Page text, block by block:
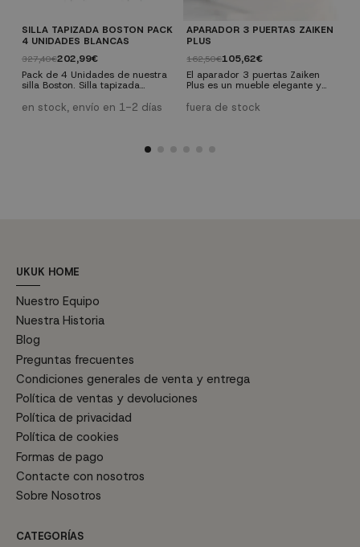
SILLA TAPIZADA BOSTON PACK
4 UNIDADES BLANCAS
327,40€202,99€
Pack de 4 Unidades de nuestra
silla Boston. Silla tapizada
hecha en PU, que es un
poliuretano de alta resistencia
en stock, envío en 1-2 días
APARADOR 3 PUERTAS ZAIKEN
PLUS
162,50€105,62€
El aparador 3 puertas Zaiken
Plus es un mueble elegante y
color Roble Canadian con efecto
fuera de stock
UKUK HOME
Nuestro Equipo
Nuestra Historia
Blog
Preguntas frecuentes
Condiciones generales de venta y entrega
Política de ventas y devoluciones
Política de privacidad
Política de cookies
Formas de pago
Contacte con nosotros
Sobre Nosotros
CATEGORÍAS